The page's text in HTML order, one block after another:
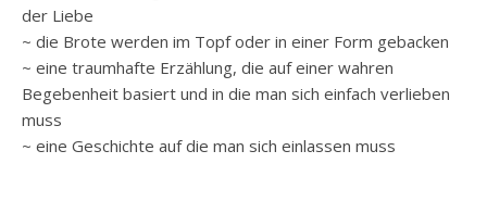
der Liebe
~ die Brote werden im Topf oder in einer Form gebacken
~ eine traumhafte Erzählung, die auf einer wahren
Begebenheit basiert und in die man sich einfach verlieben
muss
~ eine Geschichte auf die man sich einlassen muss